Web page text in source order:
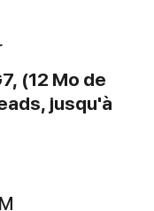
(12 Mo de
jusqu'à